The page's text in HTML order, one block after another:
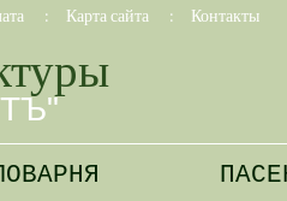
: Карта сайта : Контакты